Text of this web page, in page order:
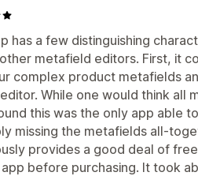
has a few distinguishing
metafield editors. First, it
complex product metafields
While one would think all
this was the only app able
missing the metafields all-
provides a good deal of
before purchasing. It took